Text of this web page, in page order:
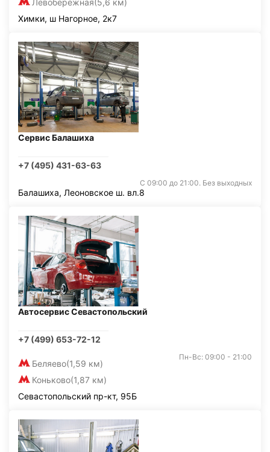
Левобережная(5,6 км)
Химки, ш Нагорное, 2к7
Сервис Балашиха
+7 (495) 431-63-63
С 09:00 до 21:00. Без выходных
Балашиха, Леоновское ш. вл.8
Автосервис Севастопольский
+7 (499) 653-72-12
Беляево(1,59 км)
Коньково(1,87 км)
Пн-Вс: 09:00 - 21:00
Севастопольский пр-кт, 95Б